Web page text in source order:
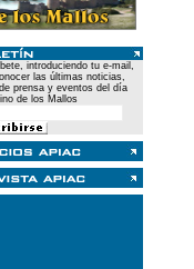
introduciendo tu e-mail,
las últimas noticias,
prensa y eventos del día
de los Mallos